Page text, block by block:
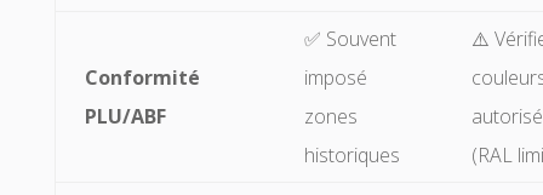
Conformité
PLU/ABF
✅ Souvent
imposé
zones
historiques
⚠️
(RAL